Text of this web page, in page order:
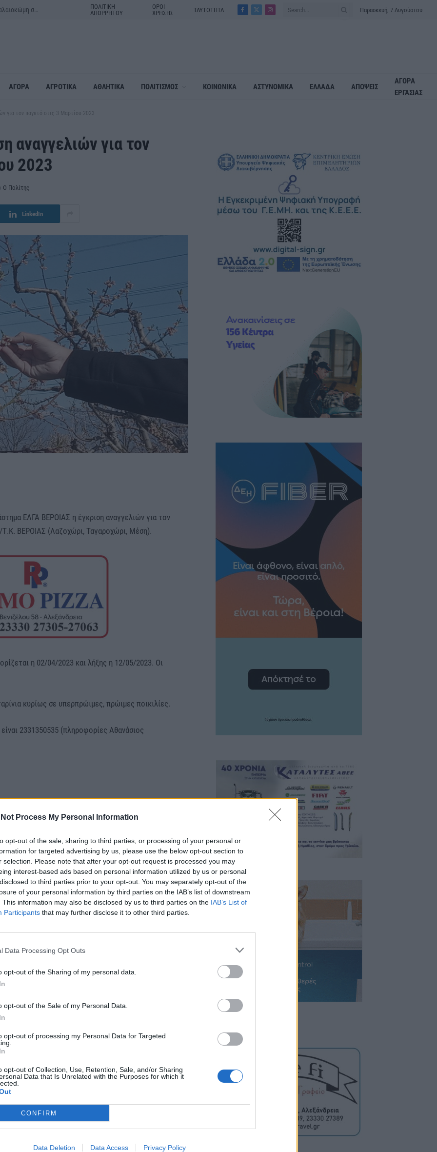
Not Process My Personal Information
opt-out of the sale, sharing to third parties, or processing of your personal or
for targeted advertising by us, please use the below opt-out section to
selection. Please note that after your opt-out request is processed you may
interest-based ads based on personal information utilized by us or personal
to third parties prior to your opt-out. You may separately opt-out of the
of your personal information by third parties on the IAB’s list of downstream
This information may also be disclosed by us to third parties on the IAB’s List of
Participants that may further disclose it to other third parties.
Data Processing Opt Outs
opt-out of the Sharing of my personal data.
opt-out of the Sale of my Personal Data.
opt-out of processing my Personal Data for Targeted
opt-out of Collection, Use, Retention, Sale, and/or Sharing
Data that Is Unrelated with the Purposes for which it
CONFIRM
Data Deletion Data Access Privacy Policy
ΠΟΛΙΤΙΚΗ
ΑΠΟΡΡΗΤΟΥ
ΟΡΟΙ
ΧΡΗΣΗΣ
ΤΑΥΤΟΤΗΤΑ
Facebook
X
Instagram
Παρασκευή, 7 Αυγούστου
ΑΓΟΡΑ ΑΓΡΟΤΙΚΑ ΑΘΛΗΤΙΚΑ ΠΟΛΙΤΙΣΜΟΣ ΚΟΙΝΩΝΙΚΑ ΑΣΤΥΝΟΜΙΚΑ ΕΛΛΑΔΑ ΑΠΟΨΕΙΣ
ΑΓΟΡΑ
ΕΡΓΑΣΙΑΣ
για τον παγετό στις 3 Μαρτίου 2023
αναγγελιών για τον
2023
Ο Πολίτης
LinkedIn
ΕΛΓΑ ΒΕΡΟΙΑΣ η έγκριση αναγγελιών για τον
ΒΕΡΟΙΑΣ (Λαζοχώρι, Ταγαροχώρι, Μέση).
η 02/04/2023 και λήξης η 12/05/2023. Οι
κυρίως σε υπερπρώιμες, πρώιμες ποικιλίες.
2331350535 (πληροφορίες Αθανάσιος
Pinterest LinkedIn Tumblr Telegram
NEXT ARTICLE
σταθερά, τολμηρά, μπροστά!
παράσυρση
φορτηγό στη
88χρονος
2026 10:06 ΠΜ
σχεδόν μισού δισ. ευρώ για
τη νέα εποχή της ελληνικής